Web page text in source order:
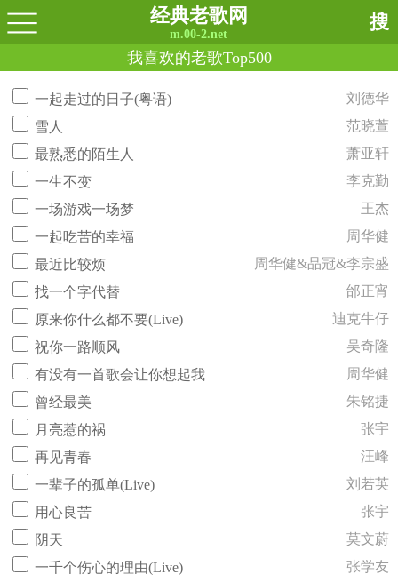
经典老歌网
m.00-2.net
搜
我喜欢的老歌Top500
一起走过的日子(粤语)
刘德华
雪人
范晓萱
最熟悉的陌生人
萧亚轩
一生不变
李克勤
一场游戏一场梦
王杰
一起吃苦的幸福
周华健
最近比较烦
周华健&品冠&李宗盛
找一个字代替
邰正宵
原来你什么都不要(Live)
迪克牛仔
祝你一路顺风
吴奇隆
有没有一首歌会让你想起我
周华健
曾经最美
朱铭捷
月亮惹的祸
张宇
再见青春
汪峰
一辈子的孤单(Live)
刘若英
用心良苦
张宇
阴天
莫文蔚
一千个伤心的理由(Live)
张学友